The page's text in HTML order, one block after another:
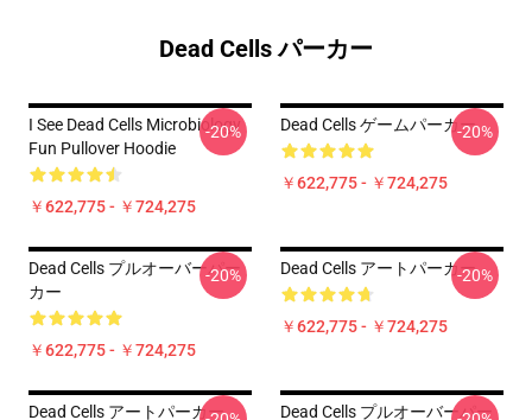
Dead Cells パーカー
I See Dead Cells Microbiology
Fun Pullover Hoodie
￥622,775 - ￥724,275
-20% Dead Cells ゲームパーカー
￥622,775 - ￥724,275
-20%
Dead Cells プルオーバーパー
カー
￥622,775 - ￥724,275
-20% Dead Cells アートパーカー
￥622,775 - ￥724,275
-20%
Dead Cells アートパーカー
Dead Cells プルオーバーパー